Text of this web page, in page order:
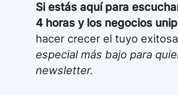
Si estás aquí para
4 horas y los negocios
hacer crecer el tuyo
especial más bajo para
newsletter.